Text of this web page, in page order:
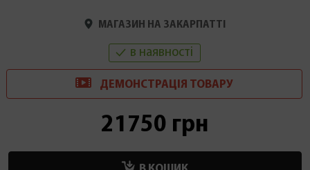
МАГАЗИН НА ЗАКАРПАТТІ
в наявності
ДЕМОНСТРАЦІЯ ТОВАРУ
21750 грн